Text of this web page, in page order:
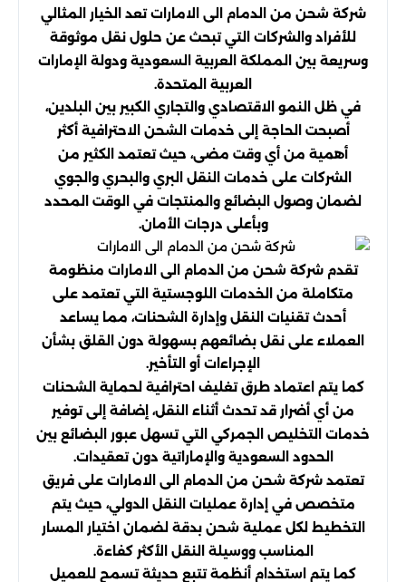
شركة شحن من الدمام الى الامارات تعد الخيار المثالي
للأفراد والشركات التي تبحث عن حلول نقل موثوقة
وسريعة بين المملكة العربية السعودية ودولة الإمارات
العربية المتحدة.
في ظل النمو الاقتصادي والتجاري الكبير بين البلدين،
أصبحت الحاجة إلى خدمات الشحن الاحترافية أكثر
أهمية من أي وقت مضى، حيث تعتمد الكثير من
الشركات على خدمات النقل البري والبحري والجوي
لضمان وصول البضائع والمنتجات في الوقت المحدد
وبأعلى درجات الأمان.
تقدم شركة شحن من الدمام الى الامارات منظومة
متكاملة من الخدمات اللوجستية التي تعتمد على
أحدث تقنيات النقل وإدارة الشحنات، مما يساعد
العملاء على نقل بضائعهم بسهولة دون القلق بشأن
الإجراءات أو التأخير.
كما يتم اعتماد طرق تغليف احترافية لحماية الشحنات
من أي أضرار قد تحدث أثناء النقل، إضافة إلى توفير
خدمات التخليص الجمركي التي تسهل عبور البضائع بين
الحدود السعودية والإماراتية دون تعقيدات.
تعتمد شركة شحن من الدمام الى الامارات على فريق
متخصص في إدارة عمليات النقل الدولي، حيث يتم
التخطيط لكل عملية شحن بدقة لضمان اختيار المسار
المناسب ووسيلة النقل الأكثر كفاءة.
كما يتم استخدام أنظمة تتبع حديثة تسمح للعميل